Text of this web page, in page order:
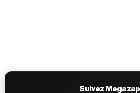
Suivez Megazap